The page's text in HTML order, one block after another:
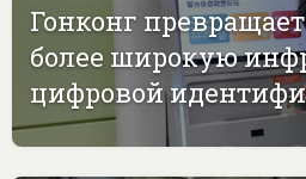
Гонконг
более широкую
цифровой